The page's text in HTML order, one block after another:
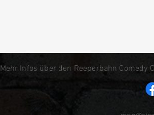
Mehr Infos über den Reeperbahn Comedy